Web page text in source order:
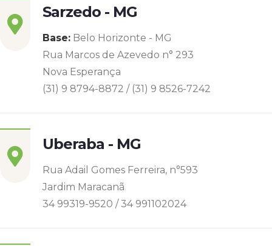
Sarzedo - MG
Base: Belo Horizonte - MG
Rua Marcos de Azevedo n° 293
Nova Esperança
(31) 9 8794-8872 / (31) 9 8526-7242
Uberaba - MG
Rua Adail Gomes Ferreira, n°593
Jardim Maracanã
34 99319-9520 / 34 991102024